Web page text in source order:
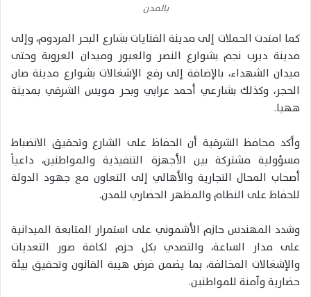
بالمدن
كما امتدت الحملات إلى مدينة القنايات بشارع البحر المردوم، وإلى
مدينة ديرب نجم بشوارع النصر والعبور وميدان العروبة وحتى
ميدان الشهداء، بالإضافة إلى رفع الإشغالات بشوارع مدينة صان
الحجر، وكذلك بشارعي أحمد عرابي وبحر مويس الشرقي بمدينة
ههيا.
وأكد محافظ الشرقية أن الحفاظ على الشارع وتحقيق الانضباط
مسؤولية مشتركة بين الأجهزة التنفيذية والمواطنين، داعياً
أصحاب المحال التجارية والأهالي إلى التعاون مع جهود الدولة
للحفاظ على النظام والمظهر الحضاري للمدن.
وشدد المهندس حازم الأشموني على استمرار المتابعة الميدانية
على مدار الساعة، والتصدي بكل حزم لكافة صور التعديات
والإشغالات المخالفة، بما يضمن فرض هيبة القانون وتحقيق بيئة
حضارية وآمنة للمواطنين.